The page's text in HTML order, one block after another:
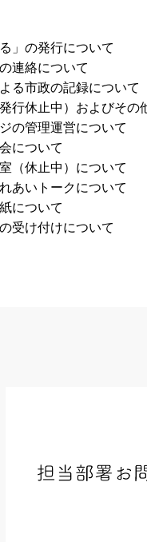
」の発行について
連絡について
る市政の記録について
行休止中）およびそ
の管理運営について
について
（休止中）について
あいトークについて
について
受け付けについて